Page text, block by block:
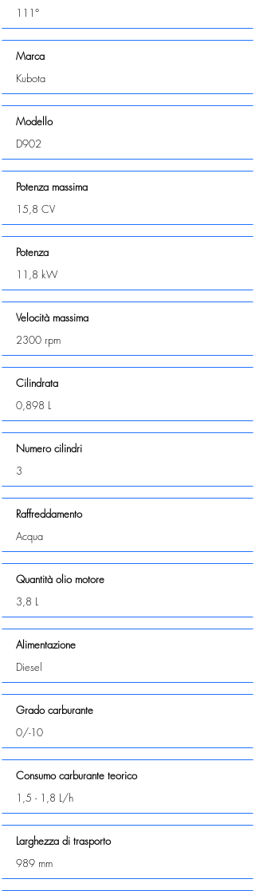
111°
Marca
Kubota
Modello
D902
Potenza massima
15,8 CV
Potenza
11,8 kW
Velocità massima
2300 rpm
Cilindrata
0,898 L
Numero cilindri
3
Raffreddamento
Acqua
Quantità olio motore
3,8 L
Alimentazione
Diesel
Grado carburante
0/-10
Consumo carburante teorico
1,5 - 1,8 L/h
Larghezza di trasporto
989 mm